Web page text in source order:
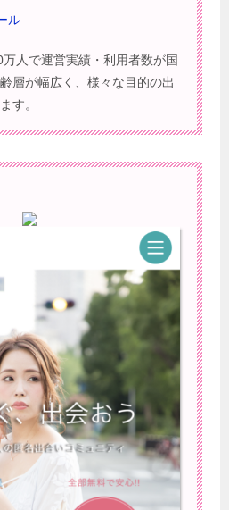
ル
人で運営実績・利用者数が国
層が幅広く、様々な目的の出
す。